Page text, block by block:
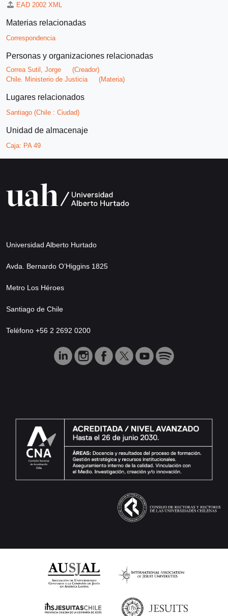
EAD 2002 XML
Materias relacionadas
Correspondencia
Personas y organizaciones relacionadas
Correa Sutil, Jorge
(Creador)
Chile. Ministerio de Justicia
(Materia)
Lugares relacionados
Santiago (Chile : Ciudad)
Unidad de almacenaje
Caja: PA 49
Universidad Alberto Hurtado
Avda. Bernardo O’Higgins 1825
Metro Los Héroes
Santiago de Chile
Teléfono +56 2 2692 0200